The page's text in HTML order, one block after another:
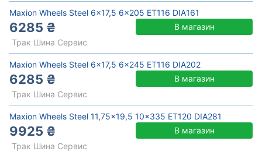
Maxion Wheels Steel 6x17,5 6x205 ET116 DIA161
6285 ₴
Трак Шина Сервис
В магазин
Maxion Wheels Steel 6x17,5 6x245 ET116 DIA202
6285 ₴
Трак Шина Сервис
В магазин
Maxion Wheels Steel 11,75x19,5 10x335 ET120 DIA281
9925 ₴
Трак Шина Сервис
В магазин